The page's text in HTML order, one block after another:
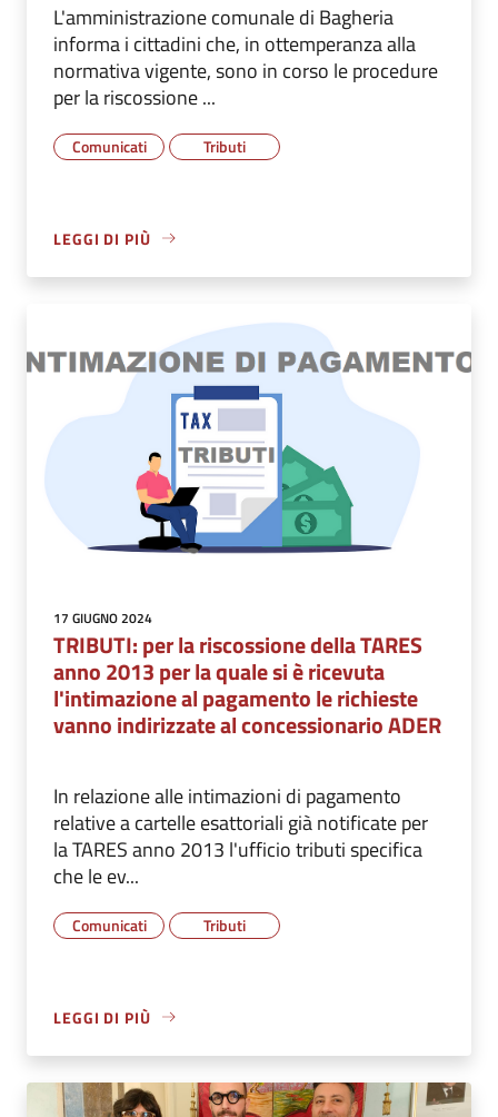
L'amministrazione comunale di Bagheria
informa i cittadini che, in ottemperanza alla
normativa vigente, sono in corso le procedure
per la riscossione ...
Comunicati Tributi
LEGGI DI PIÙ
17 GIUGNO 2024
TRIBUTI: per la riscossione della TARES
anno 2013 per la quale si è ricevuta
l'intimazione al pagamento le richieste
vanno indirizzate al concessionario ADER
In relazione alle intimazioni di pagamento
relative a cartelle esattoriali già notificate per
la TARES anno 2013 l'ufficio tributi specifica
che le ev...
Comunicati Tributi
LEGGI DI PIÙ